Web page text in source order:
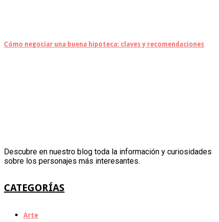
Cómo negociar una buena hipoteca: claves y recomendaciones
Descubre en nuestro blog toda la información y curiosidades
sobre los personajes más interesantes.
CATEGORÍAS
Arte